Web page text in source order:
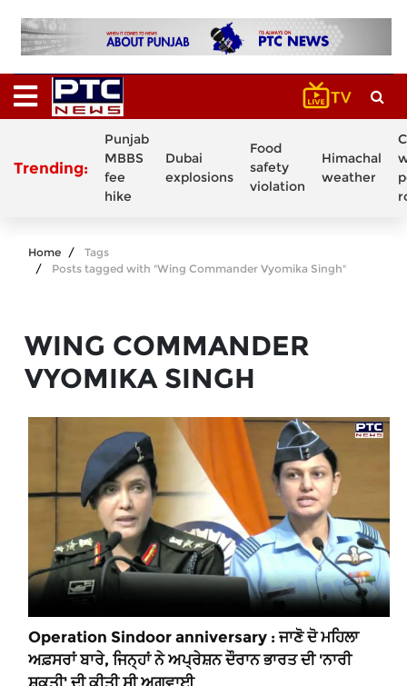
Trending:
Punjab
MBBS
fee
hike
Dubai
explosions
Food
safety
violation
Himachal
weather
Home
Tags
Posts tagged with "Wing Commander Vyomika Singh"
WING COMMANDER
VYOMIKA SINGH
Operation Sindoor anniversary : ਜਾਣੋ ਦੋ ਮਹਿਲਾ
ਅਫ਼ਸਰਾਂ ਬਾਰੇ, ਜਿਨ੍ਹਾਂ ਨੇ ਅਪ੍ਰੇਸ਼ਨ ਦੌਰਾਨ ਭਾਰਤ ਦੀ 'ਨਾਰੀ
ਸ਼ਕਤੀ' ਦੀ ਕੀਤੀ ਸੀ ਅਗਵਾਈ